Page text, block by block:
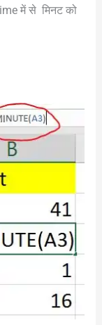
में से मिनट को